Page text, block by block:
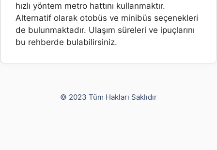
hızlı yöntem metro hattını kullanmaktır.
Alternatif olarak otobüs ve minibüs seçenekleri
de bulunmaktadır. Ulaşım süreleri ve ipuçlarını
bu rehberde bulabilirsiniz.
© 2023 Tüm Hakları Saklıdır